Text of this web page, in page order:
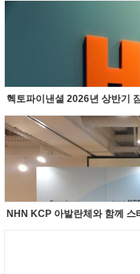
헥토파이낸셜 2026년 상반기
NHN KCP 아발란체와 함께 스